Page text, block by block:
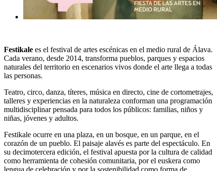
Festikale es el festival de artes escénicas en el medio rural de Álava.
Cada verano, desde 2014, transforma pueblos, parques y espacios
naturales del territorio en escenarios vivos donde el arte llega a todas
las personas.
Teatro, circo, danza, títeres, música en directo, cine de cortometrajes,
talleres y experiencias en la naturaleza conforman una programación
multidisciplinar pensada para todos los públicos: familias, niños y
niñas, jóvenes y adultos.
Festikale ocurre en una plaza, en un bosque, en un parque, en el
corazón de un pueblo. El paisaje alavés es parte del espectáculo. En
su decimotercera edición, el festival apuesta por la cultura de calidad
como herramienta de cohesión comunitaria, por el euskera como
lengua de celebración y por la sostenibilidad como forma de